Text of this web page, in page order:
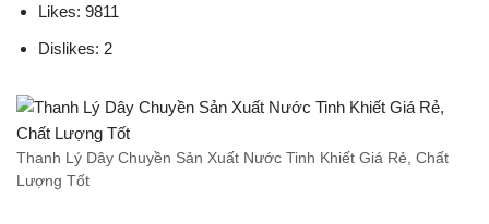
Likes: 9811
Dislikes: 2
Thanh Lý Dây Chuyền Sản Xuất Nước Tinh Khiết Giá Rẻ, Chất
Lượng Tốt